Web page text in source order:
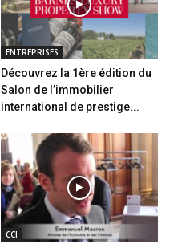
ENTREPRISES
Découvrez la 1ère édition du
Salon de l’immobilier
international de prestige...
CCI